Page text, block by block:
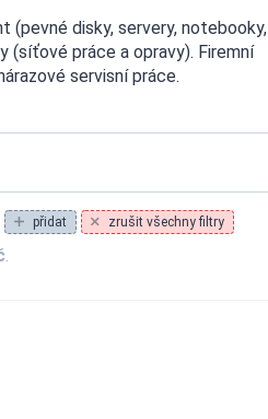
disky, servery, notebooky,
(síťové práce a opravy). Firemní
servisní práce.
přidat zrušit všechny filtry